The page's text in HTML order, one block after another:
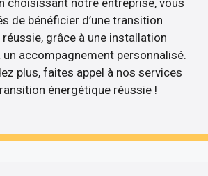
choisissant notre entreprise, vous
de bénéficier d’une transition
grâce à une installation
un accompagnement personnalisé.
plus, faites appel à nos services
énergétique réussie !